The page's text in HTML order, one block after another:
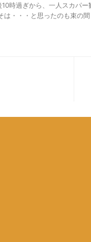
時過ぎから、一人スカパ
は・・・と思ったのも束の